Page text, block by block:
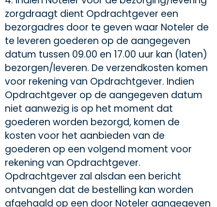
zorgdraagt dient Opdrachtgever een
bezorgadres door te geven waar Noteler de
te leveren goederen op de aangegeven
datum tussen 09.00 en 17.00 uur kan (laten)
bezorgen/leveren. De verzendkosten komen
voor rekening van Opdrachtgever. Indien
Opdrachtgever op de aangegeven datum
niet aanwezig is op het moment dat
goederen worden bezorgd, komen de
kosten voor het aanbieden van de
goederen op een volgend moment voor
rekening van Opdrachtgever.
Opdrachtgever zal alsdan een bericht
ontvangen dat de bestelling kan worden
afgehaald op een door Noteler aangegeven